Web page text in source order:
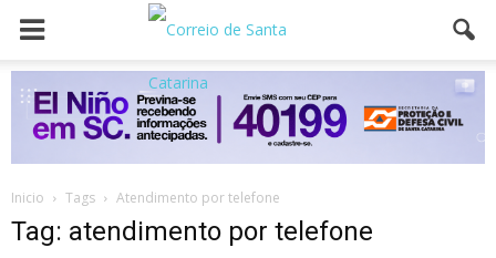
Inicio Tags Atendimento por telefone
Tag: atendimento por telefone